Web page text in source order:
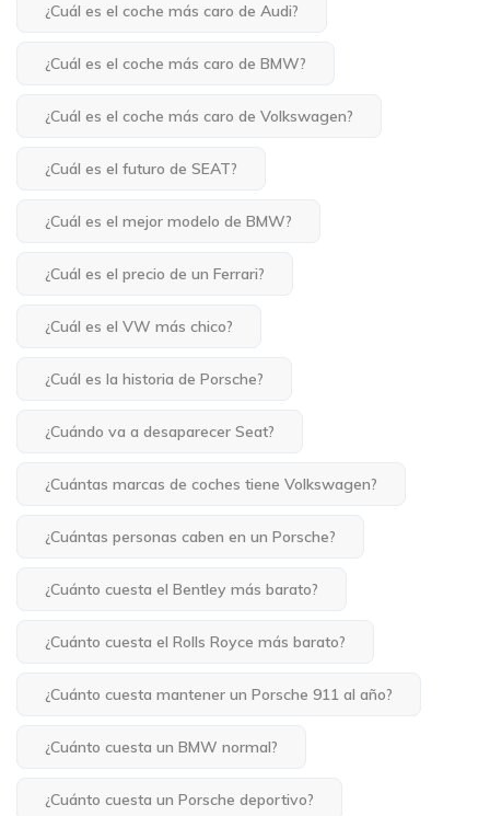
¿Cuál es el coche más caro de Audi?
¿Cuál es el coche más caro de BMW?
¿Cuál es el coche más caro de Volkswagen?
¿Cuál es el futuro de SEAT?
¿Cuál es el mejor modelo de BMW?
¿Cuál es el precio de un Ferrari?
¿Cuál es el VW más chico?
¿Cuál es la historia de Porsche?
¿Cuándo va a desaparecer Seat?
¿Cuántas marcas de coches tiene Volkswagen?
¿Cuántas personas caben en un Porsche?
¿Cuánto cuesta el Bentley más barato?
¿Cuánto cuesta el Rolls Royce más barato?
¿Cuánto cuesta mantener un Porsche 911 al año?
¿Cuánto cuesta un BMW normal?
¿Cuánto cuesta un Porsche deportivo?